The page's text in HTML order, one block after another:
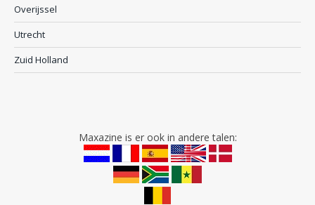
Overijssel
Utrecht
Zuid Holland
Maxazine is er ook in andere talen: